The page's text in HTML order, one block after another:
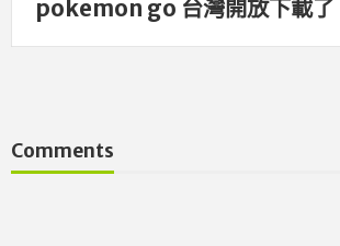
pokemon go 台灣開放下載了
Comments